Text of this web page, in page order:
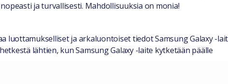
ja turvallisesti. Mahdollisuuksia on monia!
luottamukselliset ja arkaluontoiset tiedot Samsung Galaxy -
lähtien, kun Samsung Galaxy -laite kytketään päälle